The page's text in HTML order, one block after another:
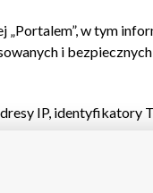
„Portalem”, w tym
i
IP,
wyboru
treści,